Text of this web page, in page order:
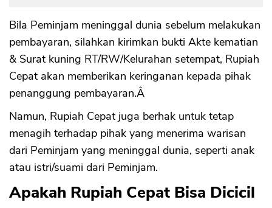
Bila Peminjam meninggal dunia sebelum melakukan
pembayaran, silahkan kirimkan bukti Akte kematian
& Surat kuning RT/RW/Kelurahan setempat, Rupiah
Cepat akan memberikan keringanan kepada pihak
penanggung pembayaran.Â
Namun, Rupiah Cepat juga berhak untuk tetap
menagih terhadap pihak yang menerima warisan
dari Peminjam yang meninggal dunia, seperti anak
atau istri/suami dari Peminjam.
Apakah Rupiah Cepat Bisa Dicicil